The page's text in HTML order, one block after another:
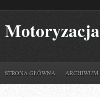
Motoryzacja
STRONA GŁÓWNA ARCHIWUM